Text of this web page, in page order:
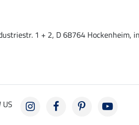
1 + 2, D 68764 Hockenheim,
US